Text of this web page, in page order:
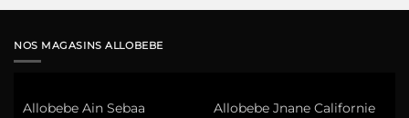
NOS MAGASINS ALLOBEBE
Allobebe Ain Sebaa Allobebe Jnane Californie